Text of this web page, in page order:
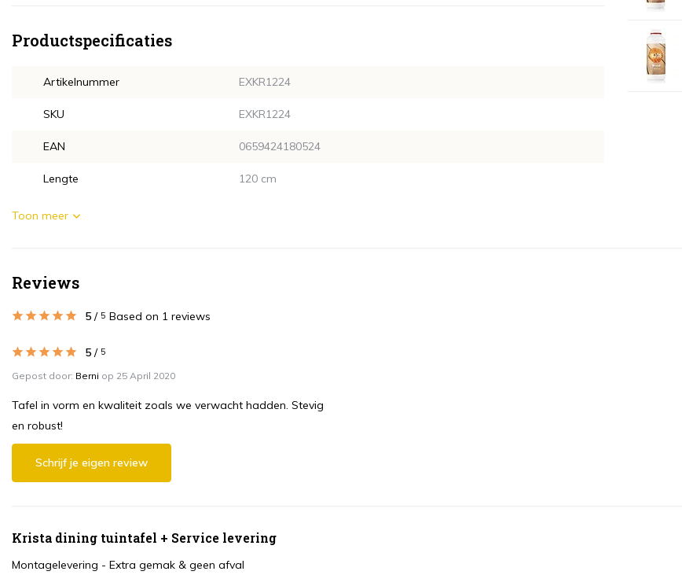
Productspecificaties
Artikelnummer EXKR1224
SKU EXKR1224
EAN 0659424180524
Lengte 120 cm
Toon meer
Reviews
5 / 5 Based on 1 reviews
5 / 5
Gepost door: Berni op 25 April 2020
Tafel in vorm en kwaliteit zoals we verwacht hadden. Stevig
en robust!
Schrijf je eigen review
Krista dining tuintafel + Service levering
Montagelevering - Extra gemak & geen afval